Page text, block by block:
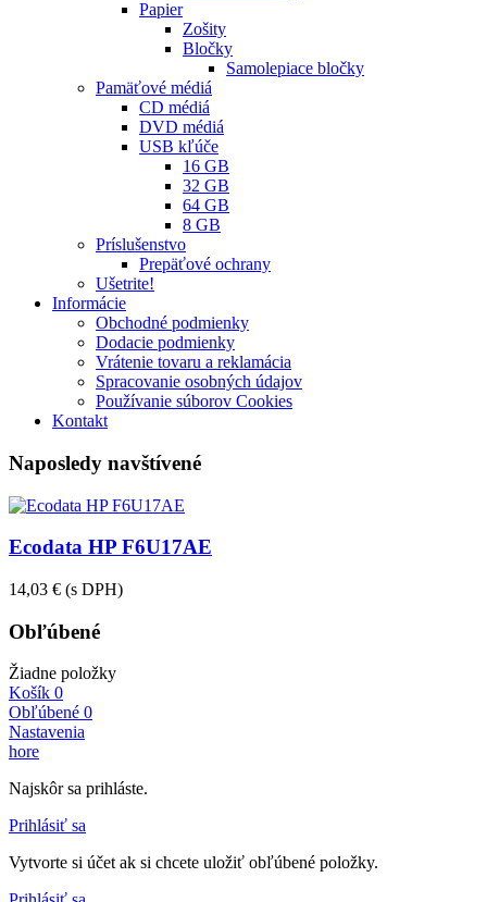
Papier
Zošity
Bločky
Samolepiace bločky
Pamäťové médiá
CD médiá
DVD médiá
USB kľúče
16 GB
32 GB
64 GB
8 GB
Príslušenstvo
Prepäťové ochrany
Ušetrite!
Informácie
Obchodné podmienky
Dodacie podmienky
Vrátenie tovaru a reklamácia
Spracovanie osobných údajov
Používanie súborov Cookies
Kontakt
Naposledy navštívené
Ecodata HP F6U17AE
14,03 € (s DPH)
Obľúbené
Žiadne položky
Košík 0
Obľúbené 0
Nastavenia
hore
Najskôr sa prihláste.
Prihlásiť sa
Vytvorte si účet ak si chcete uložiť obľúbené položky.